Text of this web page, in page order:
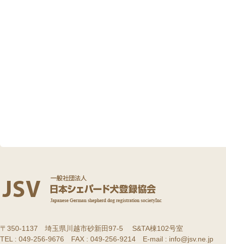
〒350-1137 埼玉県川越市砂新田97-5 S&TA棟102号室
TEL : 049-256-9676 FAX : 049-256-9214 E-mail : info@jsv.ne.jp